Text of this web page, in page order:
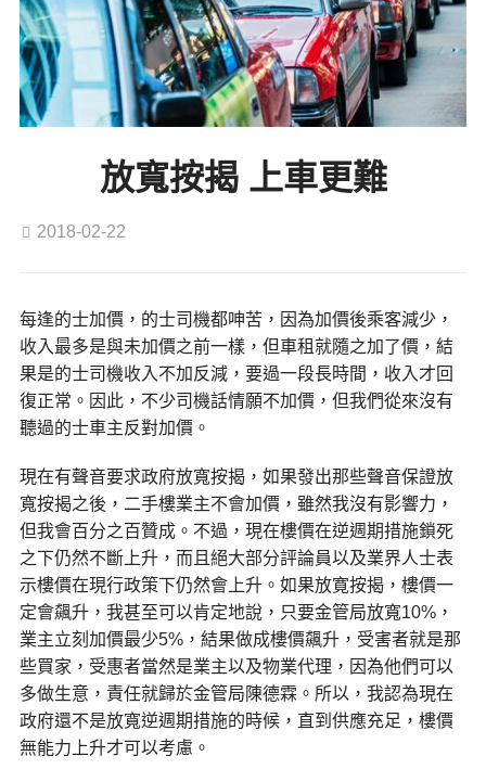
放寬按揭 上車更難
2018-02-22
每逢的士加價，的士司機都呻苦，因為加價後乘客減少，
收入最多是與未加價之前一樣，但車租就隨之加了價，結
果是的士司機收入不加反減，要過一段長時間，收入才回
復正常。因此，不少司機話情願不加價，但我們從來沒有
聽過的士車主反對加價。
現在有聲音要求政府放寬按揭，如果發出那些聲音保證放
寬按揭之後，二手樓業主不會加價，雖然我沒有影響力，
但我會百分之百贊成。不過，現在樓價在逆週期措施鎖死
之下仍然不斷上升，而且絕大部分評論員以及業界人士表
示樓價在現行政策下仍然會上升。如果放寛按揭，樓價一
定會飆升，我甚至可以肯定地說，只要金管局放寬10%，
業主立刻加價最少5%，結果做成樓價飆升，受害者就是那
些買家，受惠者當然是業主以及物業代理，因為他們可以
多做生意，責任就歸於金管局陳德霖。所以，我認為現在
政府還不是放寬逆週期措施的時候，直到供應充足，樓價
無能力上升才可以考慮。